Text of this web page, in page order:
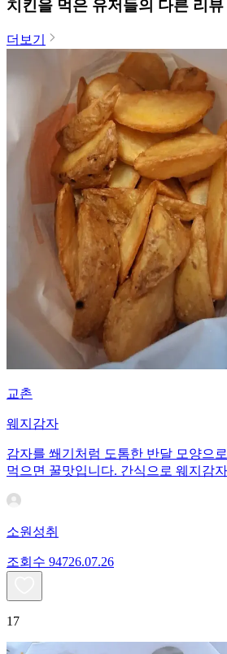
치킨을 먹은 유저들의 다른 리뷰
더보기
교촌
웨지감자
감자를 쐐기처럼 도톰한 반달 모양으
먹으면 꿀맛입니다. 간식으로 웨지감
소원성취
조회수 94726.07.26
17